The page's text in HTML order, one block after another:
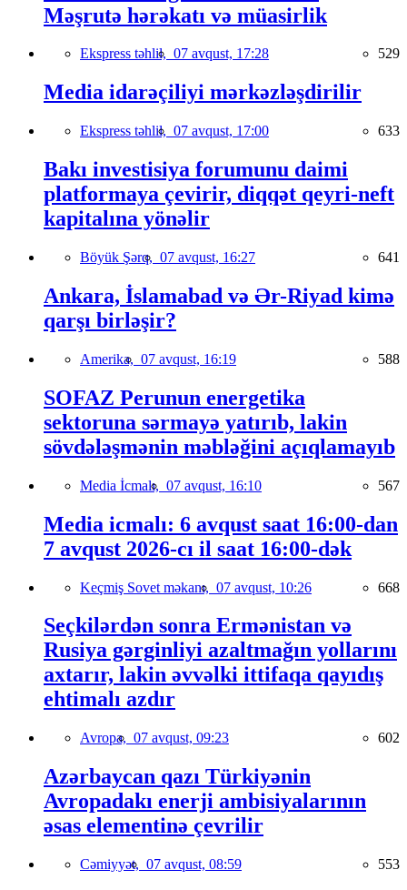
Məşrutə hərəkatı və müasirlik
Ekspress təhlil, 07 avqust, 17:28 529
Media idarəçiliyi mərkəzləşdirilir
Ekspress təhlil, 07 avqust, 17:00 633
Bakı investisiya forumunu daimi
platformaya çevirir, diqqət qeyri-neft
kapitalına yönəlir
Böyük Şərq, 07 avqust, 16:27 641
Ankara, İslamabad və Ər-Riyad kimə
qarşı birləşir?
Amerika, 07 avqust, 16:19 588
SOFAZ Perunun energetika
sektoruna sərmayə yatırıb, lakin
sövdələşmənin məbləğini açıqlamayıb
Media İcmalı, 07 avqust, 16:10 567
Media icmalı: 6 avqust saat 16:00-dan
7 avqust 2026-cı il saat 16:00-dək
Keçmiş Sovet məkanı, 07 avqust, 10:26 668
Seçkilərdən sonra Ermənistan və
Rusiya gərginliyi azaltmağın yollarını
axtarır, lakin əvvəlki ittifaqa qayıdış
ehtimalı azdır
Avropa, 07 avqust, 09:23 602
Azərbaycan qazı Türkiyənin
Avropadakı enerji ambisiyalarının
əsas elementinə çevrilir
Cəmiyyət, 07 avqust, 08:59 553